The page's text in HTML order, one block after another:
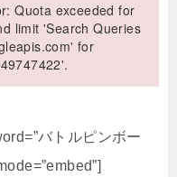
Quota exceeded for
limit 'Search Queries
for
バトルピンボー